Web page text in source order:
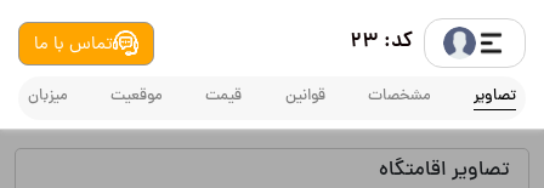
کد: 23 تماس با ما
تصاویر مشخصات قوانین قیمت موقعیت میزبان
تصاویر اقامتگاه